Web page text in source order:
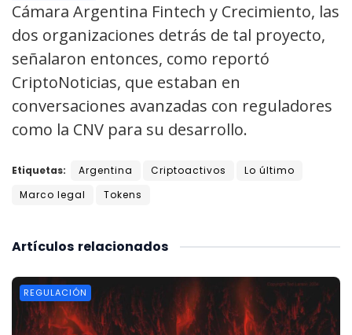
Cámara Argentina Fintech y Crecimiento, las
dos organizaciones detrás de tal proyecto,
señalaron entonces, como reportó
CriptoNoticias, que estaban en
conversaciones avanzadas con reguladores
como la CNV para su desarrollo.
Etiquetas: Argentina Criptoactivos
Lo último
Marco legal
Tokens
relacionados
Artículos
REGULACIÓN